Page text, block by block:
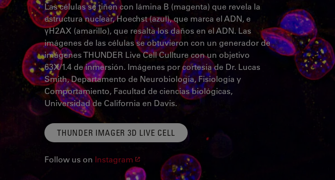
Las células se tiñen con lámina B (magenta) que revela la
estructura nuclear, Hoechst (azul), que marca el ADN, e
γH2AX (amarillo), que resalta los daños en el ADN. Las
imágenes de las células se obtuvieron con un generador de
imágenes THUNDER Live Cell Cullture con un objetivo
63X/1.4 de inmersión. Imágenes por cortesía de Dr. Lucas
Smith, Departamento de Neurobiología, Fisiología y
Comportamiento, Facultad de ciencias biológicas,
Universidad de California en Davis.
THUNDER IMAGER 3D LIVE CELL
Follow us on Instagram